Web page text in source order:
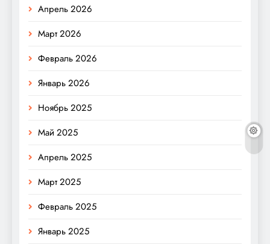
Апрель 2026
Март 2026
Февраль 2026
Январь 2026
Ноябрь 2025
Май 2025
Апрель 2025
Март 2025
Февраль 2025
Январь 2025